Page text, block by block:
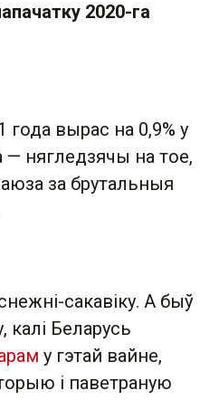
2020-га
вырас на 0,9% у
— нягледзячы на тое,
за брутальныя
сакавіку. А быў
калі Беларусь
у гэтай вайне,
і паветраную